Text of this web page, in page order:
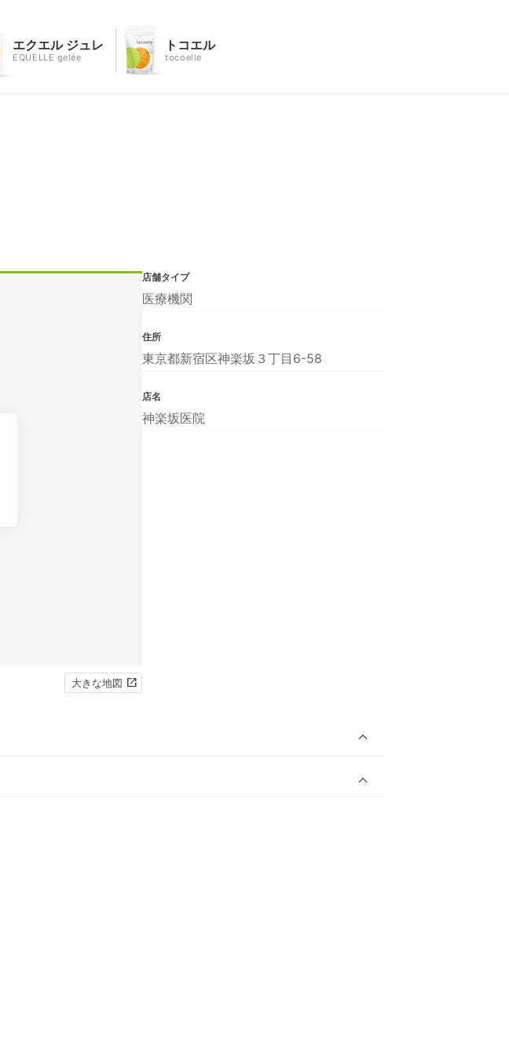
エクエル ジュレ
EQUELLE gelée
トコエル
tocoelle
大きな地図
店舗タイプ
医療機関
住所
東京都新宿区神楽坂３丁目6-58
店名
神楽坂医院